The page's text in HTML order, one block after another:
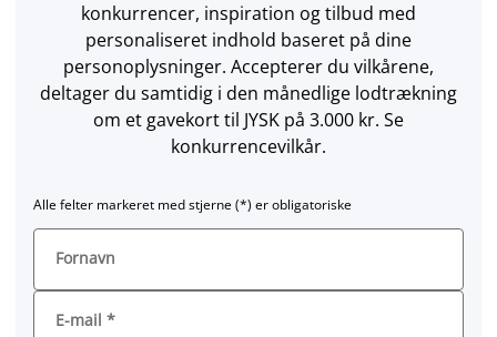
konkurrencer, inspiration og tilbud med
personaliseret indhold baseret på dine
personoplysninger. Accepterer du vilkårene,
deltager du samtidig i den månedlige lodtrækning
om et gavekort til JYSK på 3.000 kr. Se
konkurrencevilkår.
Alle felter markeret med stjerne (*) er obligatoriske
Fornavn
E-mail *